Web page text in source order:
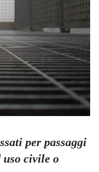
per passaggi
uso civile o